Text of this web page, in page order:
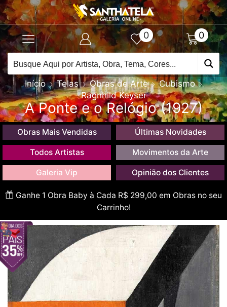
0 0
Início Telas Obras de Arte
Cubismo
Ragnhild Keyser
A Ponte e o Relógio (1927)
Obras Mais Vendidas Últimas Novidades
Todos Artistas Movimentos da Arte
Galeria Vip Opinião dos Clientes
Ganhe 1 Obra Baby à Cada R$ 299,00 em Obras no seu
Carrinho!